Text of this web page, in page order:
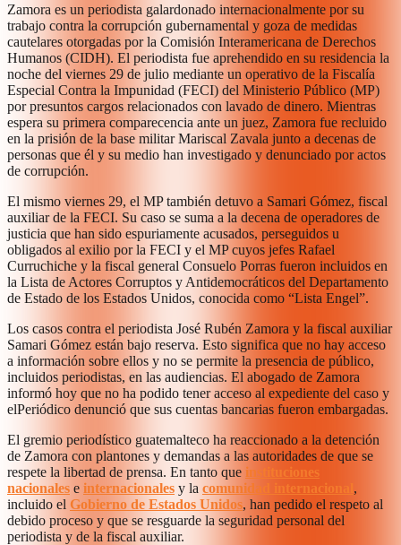
Zamora es un periodista galardonado internacionalmente por su
trabajo contra la corrupción gubernamental y goza de medidas
cautelares otorgadas por la Comisión Interamericana de Derechos
Humanos (CIDH). El periodista fue aprehendido en su residencia la
noche del viernes 29 de julio mediante un operativo de la Fiscalía
Especial Contra la Impunidad (FECI) del Ministerio Público (MP)
por presuntos cargos relacionados con lavado de dinero. Mientras
espera su primera comparecencia ante un juez, Zamora fue recluido
en la prisión de la base militar Mariscal Zavala junto a decenas de
personas que él y su medio han investigado y denunciado por actos
de corrupción.
El mismo viernes 29, el MP también detuvo a Samari Gómez, fiscal
auxiliar de la FECI. Su caso se suma a la decena de operadores de
justicia que han sido espuriamente acusados, perseguidos u
obligados al exilio por la FECI y el MP cuyos jefes Rafael
Curruchiche y la fiscal general Consuelo Porras fueron incluidos en
la Lista de Actores Corruptos y Antidemocráticos del Departamento
de Estado de los Estados Unidos, conocida como “Lista Engel”.
Los casos contra el periodista José Rubén Zamora y la fiscal auxiliar
Samari Gómez están bajo reserva. Esto significa que no hay acceso
a información sobre ellos y no se permite la presencia de público,
incluidos periodistas, en las audiencias. El abogado de Zamora
informó hoy que no ha podido tener acceso al expediente del caso y
elPeriódico denunció que sus cuentas bancarias fueron embargadas.
El gremio periodístico guatemalteco ha reaccionado a la detención
de Zamora con plantones y demandas a las autoridades de que se
respete la libertad de prensa. En tanto que instituciones
nacionales e internacionales y la comunidad internacional ,
incluido el Gobierno de Estados Unidos, han pedido el respeto al
debido proceso y que se resguarde la seguridad personal del
periodista y de la fiscal auxiliar.